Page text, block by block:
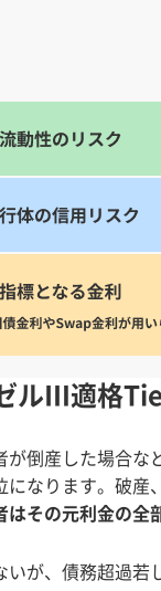
ルⅢ適格
が倒産した場合
なります。破産
はその元利金の全
いが、債務超過